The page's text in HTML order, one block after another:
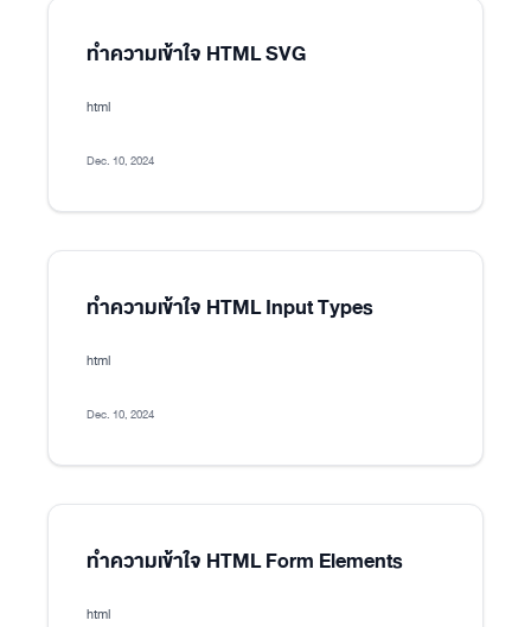
ทำความเข้าใจ HTML SVG
html
Dec. 10, 2024
ทำความเข้าใจ HTML Input Types
html
Dec. 10, 2024
ทำความเข้าใจ HTML Form Elements
html